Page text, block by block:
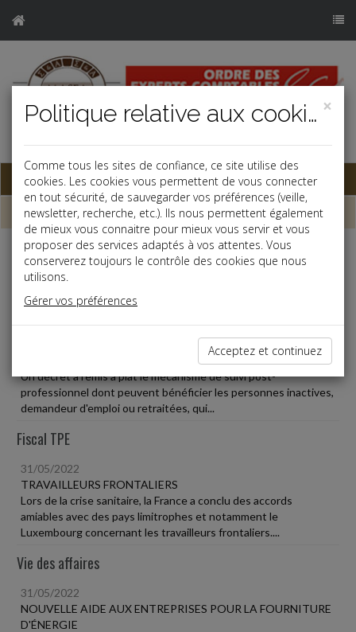
Base documentaire
Dépêches
Liste des dernières dépêches
SUIVI POST-PROFESSIONNEL DES ANCIENS SALARIÉS
Un décret a remis à plat le mécanisme de suivi post-
professionnel dont peuvent bénéficier les personnes inactives,
demandeur d'emploi ou retraitées, qui...
Fiscal TPE
31/05/2022
TRAVAILLEURS FRONTALIERS
Lors de la crise sanitaire, la France a conclu des accords
amiables avec des pays limitrophes et notamment le
Luxembourg concernant les travailleurs frontaliers....
Vie des affaires
31/05/2022
NOUVELLE AIDE AUX ENTREPRISES POUR LA FOURNITURE
D'ÉNERGIE
×
Politique relative aux cookies
Comme tous les sites de confiance, ce site utilise des
cookies. Les cookies vous permettent de vous connecter
en tout sécurité, de sauvegarder vos préférences (veille,
newsletter, recherche, etc.). Ils nous permettent également
de mieux vous connaitre pour mieux vous servir et vous
proposer des services adaptés à vos attentes. Vous
conserverez toujours le contrôle des cookies que nous
utilisons.
Gérer vos préférences
Acceptez et continuez